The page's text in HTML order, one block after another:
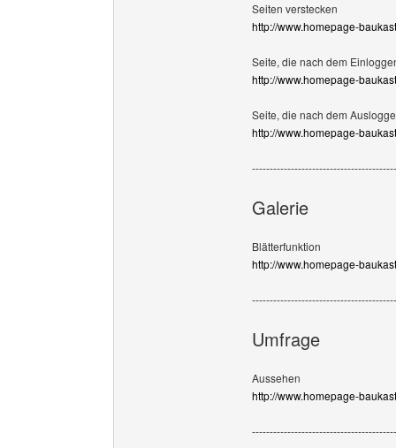
Seiten verstecken
http://www.homepage-
Seite, die nach dem
http://www.homepage-
Seite, die nach dem
http://www.homepage-
Galerie
Blätterfunktion
http://www.homepage-
Umfrage
Aussehen
http://www.homepage-